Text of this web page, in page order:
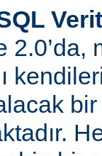
2.0’da,
bir